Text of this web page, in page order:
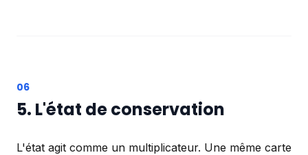
5. L'état de conservation
L'état agit comme un multiplicateur. Une même carte